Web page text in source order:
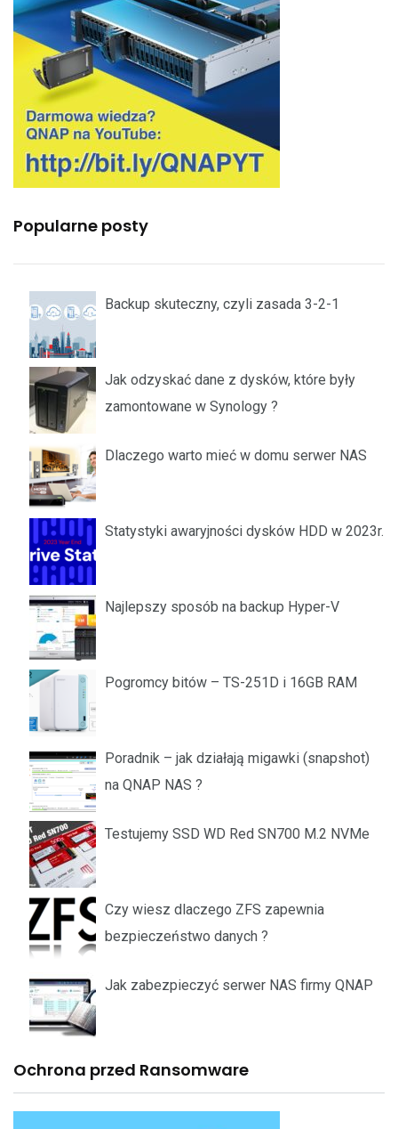
Popularne posty
Backup skuteczny, czyli zasada 3-2-1
Jak odzyskać dane z dysków, które były
zamontowane w Synology ?
Dlaczego warto mieć w domu serwer NAS
Statystyki awaryjności dysków HDD w 2023r.
Najlepszy sposób na backup Hyper-V
Pogromcy bitów – TS-251D i 16GB RAM
Poradnik – jak działają migawki (snapshot)
na QNAP NAS ?
Testujemy SSD WD Red SN700 M.2 NVMe
Czy wiesz dlaczego ZFS zapewnia
bezpieczeństwo danych ?
Jak zabezpieczyć serwer NAS firmy QNAP
Ochrona przed Ransomware